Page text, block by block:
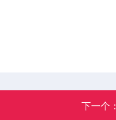
下一个：